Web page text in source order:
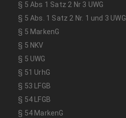
§ 5 Abs 1 Satz 2 Nr 3 UWG
§ 5 Abs. 1 Satz 2 Nr. 1 und 3 UWG
§ 5 MarkenG
§ 5 NKV
§ 5 UWG
§ 51 UrhG
§ 53 LFGB
§ 54 LFGB
§ 54 MarkenG